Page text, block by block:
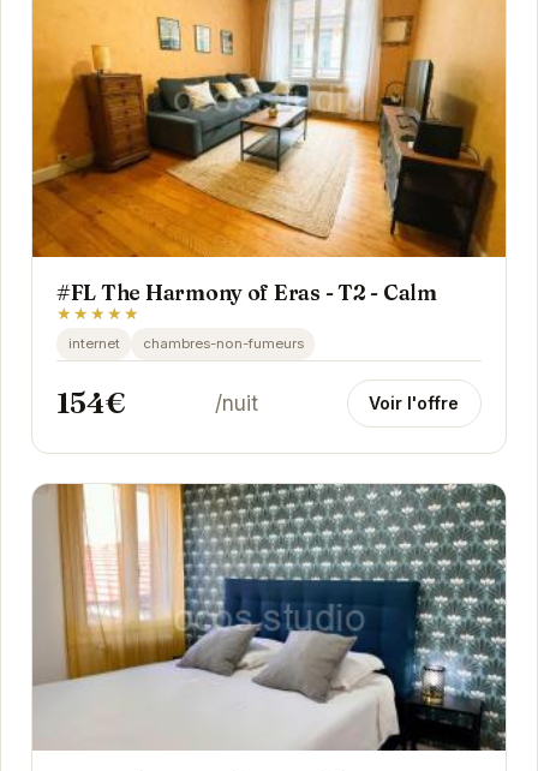
#FL The Harmony of Eras - T2 - Calm
★★★★★
internet chambres-non-fumeurs
154€ /nuit Voir l'offre